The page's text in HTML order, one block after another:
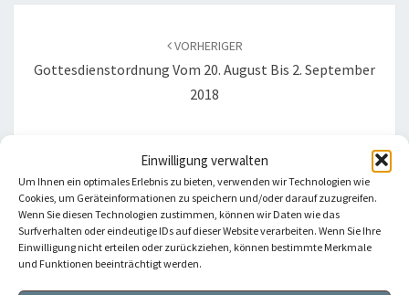
Einwilligung verwalten
Um Ihnen ein optimales Erlebnis zu bieten, verwenden wir Technologien wie
Cookies, um Geräteinformationen zu speichern und/oder darauf zuzugreifen.
Wenn Sie diesen Technologien zustimmen, können wir Daten wie das
Surfverhalten oder eindeutige IDs auf dieser Website verarbeiten. Wenn Sie Ihre
Einwilligung nicht erteilen oder zurückziehen, können bestimmte Merkmale
und Funktionen beeinträchtigt werden.
VORHERIGER
Gottesdienstordnung Vom 20. August Bis 2. September
2018
Eisessen Der Ministranten
Kommentare sind geschlossen.